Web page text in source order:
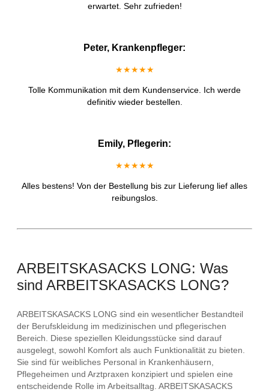
erwartet. Sehr zufrieden!
Peter, Krankenpfleger:
★★★★★
Tolle Kommunikation mit dem Kundenservice. Ich werde
definitiv wieder bestellen.
Emily, Pflegerin:
★★★★★
Alles bestens! Von der Bestellung bis zur Lieferung lief alles
reibungslos.
ARBEITSKASACKS LONG: Was
sind ARBEITSKASACKS LONG?
ARBEITSKASACKS LONG sind ein wesentlicher Bestandteil
der Berufskleidung im medizinischen und pflegerischen
Bereich. Diese speziellen Kleidungsstücke sind darauf
ausgelegt, sowohl Komfort als auch Funktionalität zu bieten.
Sie sind für weibliches Personal in Krankenhäusern,
Pflegeheimen und Arztpraxen konzipiert und spielen eine
entscheidende Rolle im Arbeitsalltag. ARBEITSKASACKS